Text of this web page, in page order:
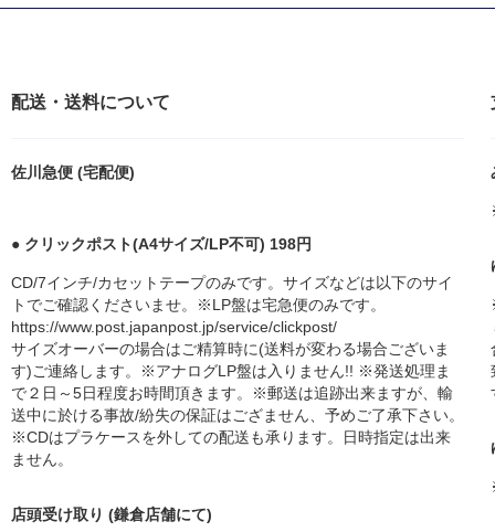
配送・送料について
佐川急便 (宅配便)
● クリックポスト(A4サイズ/LP不可) 198円
CD/7インチ/カセットテープのみです。サイズなどは以下のサイ
トでご確認くださいませ。※LP盤は宅急便のみです。
https://www.post.japanpost.jp/service/clickpost/
サイズオーバーの場合はご精算時に(送料が変わる場合ございま
す)ご連絡します。※アナログLP盤は入りません!! ※発送処理ま
で２日～5日程度お時間頂きます。※郵送は追跡出来ますが、輸
送中に於ける事故/紛失の保証はござません、予めご了承下さい。
※CDはプラケースを外しての配送も承ります。日時指定は出来
ません。
店頭受け取り (鎌倉店舗にて)